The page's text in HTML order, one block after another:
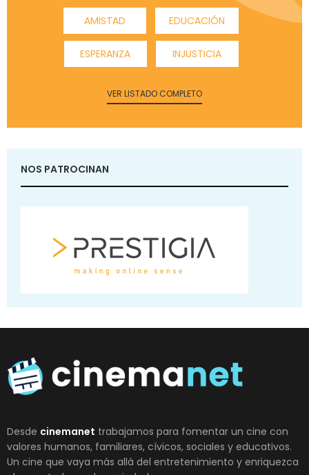
AMISTAD EDUCACIÓN
ESPERANZA INJUSTICIA
VER LISTADO COMPLETO
NOS PATROCINAN
Desde cinemanet trabajamos para fomentar un cine con
valores humanos, familiares, cívicos, sociales y educativos.
Un cine que vaya más allá del entretenimiento y enriquezca